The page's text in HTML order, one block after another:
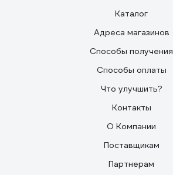
Каталог
Адреса магазинов
Способы получения
Способы оплаты
Что улучшить?
Контакты
О Компании
Поставщикам
Партнерам